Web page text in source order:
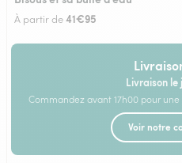
À partir de41€95
Livraison le
Commandez avant 17h00 pour
Voir notre